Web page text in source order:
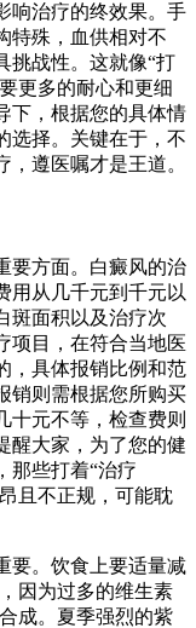
响治疗的终效果。手
特殊，血供相对不
挑战性。这就像“打
更多的耐心和更细
下，根据您的具体情
选择。关键在于，不
遵医嘱才是王道。
要方面。白癜风的治
用从几千元到千元以
斑面积以及治疗次
项目，在符合当地医
，具体报销比例和范
销则需根据您所购买
十元不等，检查费则
醒大家，为了您的健
那些打着“治疗
且不正规，可能耽
要。饮食上要适量减
因为过多的维生素
成。夏季强烈的紫